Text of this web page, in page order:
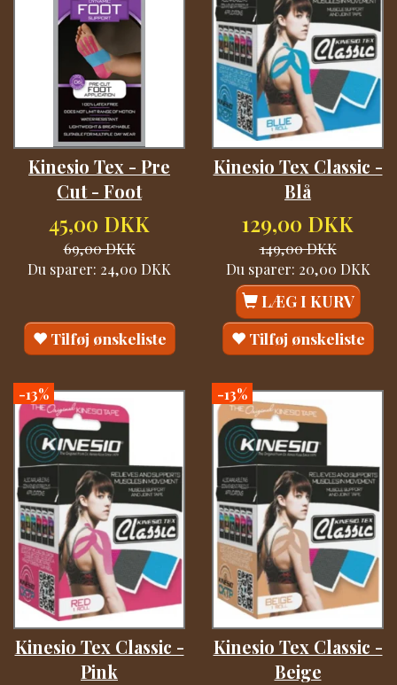
Kinesio Tex - Pre
Cut - Foot
45,00 DKK
69,00 DKK
Du sparer: 24,00 DKK
Tilføj ønskeliste
Kinesio Tex Classic -
Blå
129,00 DKK
149,00 DKK
Du sparer: 20,00 DKK
LÆG I KURV
Tilføj ønskeliste
-13%
Kinesio Tex Classic -
Pink
-13%
Kinesio Tex Classic -
Beige